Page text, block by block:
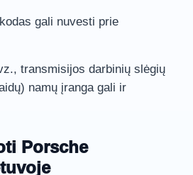
gali nuvesti prie
transmisijos darbinių slėgių
namų įranga gali ir
Porsche